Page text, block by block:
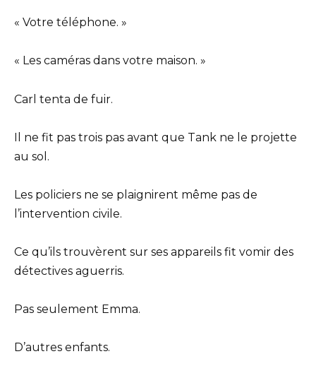
« Votre téléphone. »
« Les caméras dans votre maison. »
Carl tenta de fuir.
Il ne fit pas trois pas avant que Tank ne le projette
au sol.
Les policiers ne se plaignirent même pas de
l’intervention civile.
Ce qu’ils trouvèrent sur ses appareils fit vomir des
détectives aguerris.
Pas seulement Emma.
D’autres enfants.